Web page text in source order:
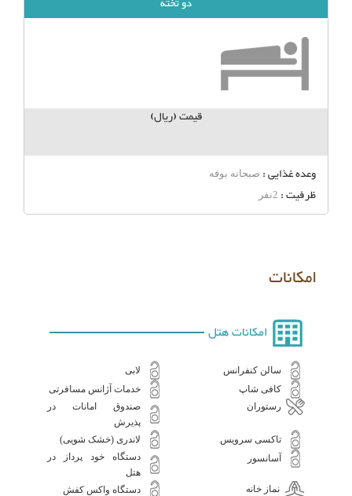
قیمت (ریال)
وعده غذایی : صبحانه بوفه
ظرفیت : 2نفر
امکانات
امکانات هتل
سالن کنفرانس
لابی
کافی شاپ
خدمات آژانس مسافرتی
رستوران
صندوق امانات در
پذیرش
تاکسی سرویس
لاندری (خشک شویی)
آسانسور
دستگاه خود پرداز در
هتل
نماز خانه
دستگاه واکس کفش